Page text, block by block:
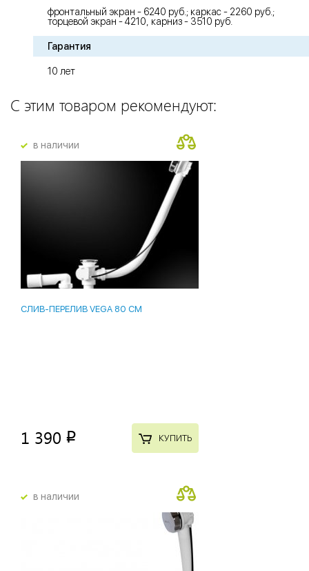
фронтальный экран - 6240 руб.; каркас - 2260 руб.;
торцевой экран - 4210, карниз - 3510 руб.
Гарантия
10 лет
С этим товаром рекомендуют:
в наличии
СЛИВ-ПЕРЕЛИВ VEGA 80 СМ
1 390 p КУПИТЬ
в наличии